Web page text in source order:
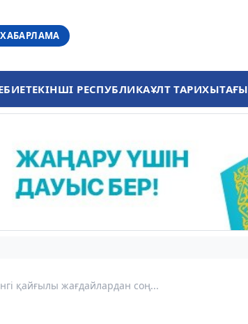
ЕКІНШІ РЕСПУБЛИКАҰЛТ ТАРИХЫТАҒЫ
қайғылы жағдайлардан соң...